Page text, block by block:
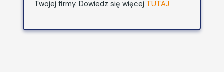
Pokazywanie danych w ujęciu
Pokazanie dynamiki zmian.
Twojej firmy. Dowiedz się więcej TUTAJ